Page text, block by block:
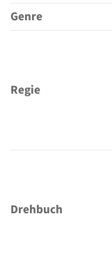
Genre
Regie
Drehbuch